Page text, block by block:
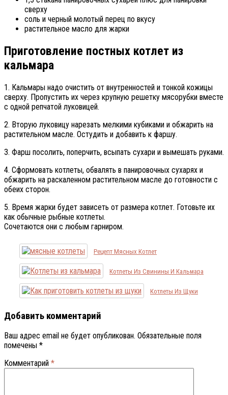
сверху
соль и черный молотый перец по вкусу
растительное масло для жарки
Приготовление постных котлет из
кальмара
1. Кальмары надо очистить от внутренностей и тонкой кожицы
сверху. Пропустить их через крупную решетку мясорубки вместе
с одной репчатой луковицей.
2. Вторую луковицу нарезать мелкими кубиками и обжарить на
растительном масле. Остудить и добавить к фаршу.
3. Фарш посолить, поперчить, всыпать сухари и вымешать руками.
4. Сформовать котлеты, обвалять в панировочных сухарях и
обжарить на раскаленном растительном масле до готовности с
обеих сторон.
5. Время жарки будет зависеть от размера котлет. Готовьте их
как обычные рыбные котлеты.
Сочетаются они с любым гарниром.
Рецепт Мясных Котлет
Котлеты Из Свинины И Кальмара
Котлеты Из Щуки
Добавить комментарий
Ваш адрес email не будет опубликован. Обязательные поля
помечены *
Комментарий *